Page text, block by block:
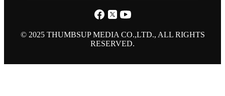
© 2025 THUMBSUP MEDIA CO.,LTD., ALL RIGHTS
RESERVED.